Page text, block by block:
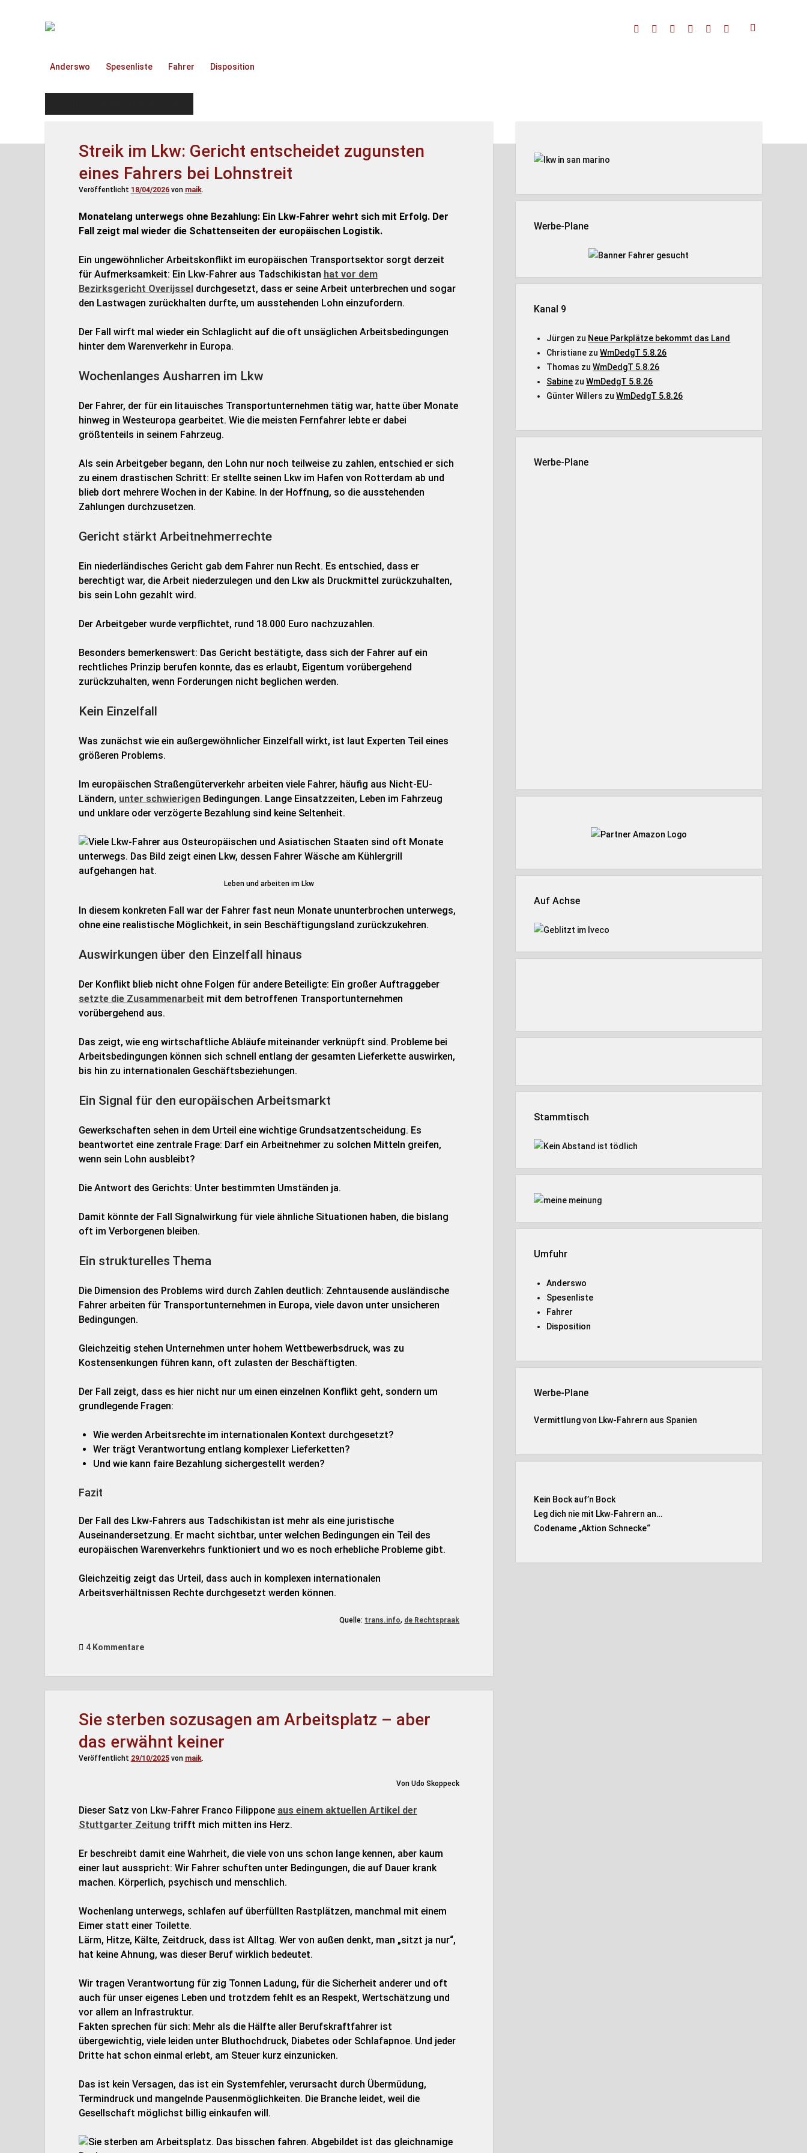
TruckOnline.de facebookthreadslinkedinyoutube
rss amazon
Anderswo Spesenliste Fahrer Disposition
Streik im Lkw: Gericht entscheidet zugunsten
eines Fahrers bei Lohnstreit
Veröffentlicht 18/04/2026von maik.
Monatelang unterwegs ohne Bezahlung: Ein Lkw-Fahrer wehrt sich mit Erfolg. Der
Fall zeigt mal wieder die Schattenseiten der europäischen Logistik.
Ein ungewöhnlicher Arbeitskonflikt im europäischen Transportsektor sorgt derzeit
für Aufmerksamkeit: Ein Lkw-Fahrer aus Tadschikistan hat vor dem
Bezirksgericht Overijsseldurchgesetzt, dass er seine Arbeit unterbrechen und sogar
den Lastwagen zurückhalten durfte, um ausstehenden Lohn einzufordern.
Der Fall wirft mal wieder ein Schlaglicht auf die oft unsäglichen Arbeitsbedingungen
hinter dem Warenverkehr in Europa.
Wochenlanges Ausharren im Lkw
Der Fahrer, der für ein litauisches Transportunternehmen tätig war, hatte über Monate
hinweg in Westeuropa gearbeitet. Wie die meisten Fernfahrer lebte er dabei
größtenteils in seinem Fahrzeug.
Als sein Arbeitgeber begann, den Lohn nur noch teilweise zu zahlen, entschied er sich
zu einem drastischen Schritt: Er stellte seinen Lkw im Hafen von Rotterdam ab und
blieb dort mehrere Wochen in der Kabine. In der Hoffnung, so die ausstehenden
Zahlungen durchzusetzen.
Gericht stärkt Arbeitnehmerrechte
Ein niederländisches Gericht gab dem Fahrer nun Recht. Es entschied, dass er
berechtigt war, die Arbeit niederzulegen und den Lkw als Druckmittel zurückzuhalten,
bis sein Lohn gezahlt wird.
Der Arbeitgeber wurde verpflichtet, rund 18.000 Euro nachzuzahlen.
Besonders bemerkenswert: Das Gericht bestätigte, dass sich der Fahrer auf ein
rechtliches Prinzip berufen konnte, das es erlaubt, Eigentum vorübergehend
zurückzuhalten, wenn Forderungen nicht beglichen werden.
Kein Einzelfall
Was zunächst wie ein außergewöhnlicher Einzelfall wirkt, ist laut Experten Teil eines
größeren Problems.
Im europäischen Straßengüterverkehr arbeiten viele Fahrer, häufig aus Nicht-EU-
Ländern, unter schwierigenBedingungen. Lange Einsatzzeiten, Leben im Fahrzeug
und unklare oder verzögerte Bezahlung sind keine Seltenheit.
Leben und arbeiten im Lkw
In diesem konkreten Fall war der Fahrer fast neun Monate ununterbrochen unterwegs,
ohne eine realistische Möglichkeit, in sein Beschäftigungsland zurückzukehren.
Auswirkungen über den Einzelfall hinaus
Der Konflikt blieb nicht ohne Folgen für andere Beteiligte: Ein großer Auftraggeber
setzte die Zusammenarbeit mit dem betroffenen Transportunternehmen
vorübergehend aus.
Das zeigt, wie eng wirtschaftliche Abläufe miteinander verknüpft sind. Probleme bei
Arbeitsbedingungen können sich schnell entlang der gesamten Lieferkette auswirken,
bis hin zu internationalen Geschäftsbeziehungen.
Ein Signal für den europäischen Arbeitsmarkt
Gewerkschaften sehen in dem Urteil eine wichtige Grundsatzentscheidung. Es
beantwortet eine zentrale Frage: Darf ein Arbeitnehmer zu solchen Mitteln greifen,
wenn sein Lohn ausbleibt?
Die Antwort des Gerichts: Unter bestimmten Umständen ja.
Damit könnte der Fall Signalwirkung für viele ähnliche Situationen haben, die bislang
oft im Verborgenen bleiben.
Ein strukturelles Thema
Die Dimension des Problems wird durch Zahlen deutlich: Zehntausende ausländische
Fahrer arbeiten für Transportunternehmen in Europa, viele davon unter unsicheren
Bedingungen.
Gleichzeitig stehen Unternehmen unter hohem Wettbewerbsdruck, was zu
Kostensenkungen führen kann, oft zulasten der Beschäftigten.
Der Fall zeigt, dass es hier nicht nur um einen einzelnen Konflikt geht, sondern um
grundlegende Fragen:
Wie werden Arbeitsrechte im internationalen Kontext durchgesetzt?
Wer trägt Verantwortung entlang komplexer Lieferketten?
Und wie kann faire Bezahlung sichergestellt werden?
Fazit
Der Fall des Lkw-Fahrers aus Tadschikistan ist mehr als eine juristische
Auseinandersetzung. Er macht sichtbar, unter welchen Bedingungen ein Teil des
europäischen Warenverkehrs funktioniert und wo es noch erhebliche Probleme gibt.
Gleichzeitig zeigt das Urteil, dass auch in komplexen internationalen
Arbeitsverhältnissen Rechte durchgesetzt werden können.
Quelle: trans.info, de Rechtspraak
4 Kommentare
Sie sterben sozusagen am Arbeitsplatz – aber
das erwähnt keiner
Veröffentlicht 29/10/2025von maik.
Von Udo Skoppeck
Dieser Satz von Lkw-Fahrer Franco Filippone aus einem aktuellen Artikel der
Stuttgarter Zeitung trifft mich mitten ins Herz.
Er beschreibt damit eine Wahrheit, die viele von uns schon lange kennen, aber kaum
einer laut ausspricht: Wir Fahrer schuften unter Bedingungen, die auf Dauer krank
machen. Körperlich, psychisch und menschlich.
Wochenlang unterwegs, schlafen auf überfüllten Rastplätzen, manchmal mit einem
Eimer statt einer Toilette.
Lärm, Hitze, Kälte, Zeitdruck, dass ist Alltag. Wer von außen denkt, man „sitzt ja nur“,
hat keine Ahnung, was dieser Beruf wirklich bedeutet.
Wir tragen Verantwortung für zig Tonnen Ladung, für die Sicherheit anderer und oft
auch für unser eigenes Leben und trotzdem fehlt es an Respekt, Wertschätzung und
vor allem an Infrastruktur.
Fakten sprechen für sich: Mehr als die Hälfte aller Berufskraftfahrer ist
übergewichtig, viele leiden unter Bluthochdruck, Diabetes oder Schlafapnoe. Und jeder
Dritte hat schon einmal erlebt, am Steuer kurz einzunicken.
Das ist kein Versagen, das ist ein Systemfehler, verursacht durch Übermüdung,
Termindruck und mangelnde Pausenmöglichkeiten. Die Branche leidet, weil die
Gesellschaft möglichst billig einkaufen will.
Werbe-Plane
Kanal 9
Jürgen zu Neue Parkplätze bekommt das Land
Christiane zuWmDedgT 5.8.26
Thomas zuWmDedgT 5.8.26
Sabine zuWmDedgT 5.8.26
Günter Willers zuWmDedgT 5.8.26
Werbe-Plane
Auf Achse
Stammtisch
Umfuhr
Anderswo
Spesenliste
Fahrer
Disposition
Werbe-Plane
Vermittlung von Lkw-Fahrern aus Spanien
Kein Bock auf’n Bock
Leg dich nie mit Lkw-Fahrern an…
Codename „Aktion Schnecke“